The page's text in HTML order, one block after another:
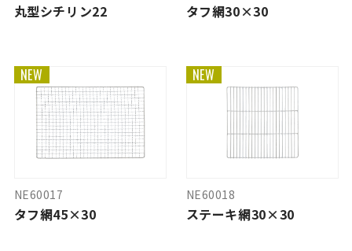
丸型シチリン22 タフ網30×30
NEW
NE60017
タフ網45×30
NEW
NE60018
ステーキ網30×30